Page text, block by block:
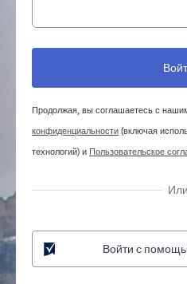
Продолжая, вы соглашаетесь с
конфиденциальности(включая
технологий) и Пользовательское
Или
Войти с